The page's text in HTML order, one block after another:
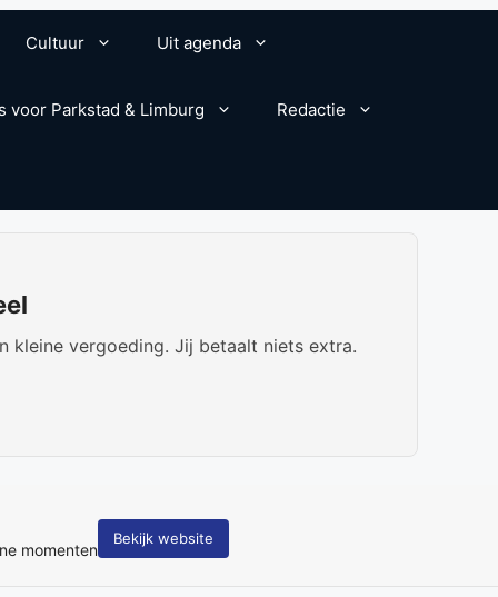
Cultuur Uit agenda
voor Parkstad & Limburg Redactie
kleine vergoeding. Jij betaalt niets extra.
momenten
Bekijk website